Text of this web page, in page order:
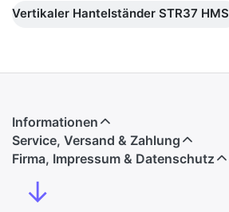
Vertikaler Hantelständer STR37 HMS
Informationen
Service, Versand & Zahlung
Firma, Impressum & Datenschutz
↓